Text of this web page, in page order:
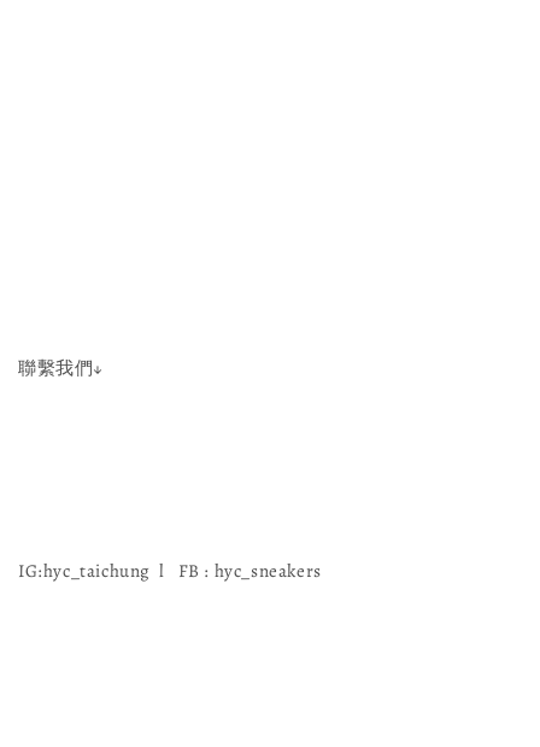
聯繫我們↓
IG:hyc_taichung l FB : hyc_sneakers